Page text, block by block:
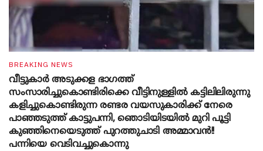
BREAKING NEWS
വീട്ടുകാർ അ‌ടുക്കള ഭാ​ഗത്ത്
സംസാരിച്ചുകൊണ്ടിരിക്കെ വീട്ടിനുള്ളിൽ കട്ടിലിലിരുന്നു
കളിച്ചുകൊണ്ടിരുന്ന രണ്ടര വയസുകാരിക്ക് നേരെ
പാഞ്ഞടുത്ത് കാട്ടുപന്നി, ‍ഞൊടിയി‌ടയിൽ മുറി പൂട്ടി
കുഞ്ഞിനെയെടുത്ത് പുറത്തുചാടി അമ്മാവൻ!!
പന്നിയെ വെടിവച്ചുകൊന്നു